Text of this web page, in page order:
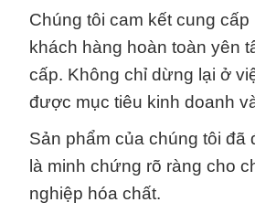
Chúng tôi cam kết cung
khách hàng hoàn toàn yên
cấp. Không chỉ dừng lại ở
được mục tiêu kinh doanh
Sản phẩm của chúng tôi
là minh chứng rõ ràng cho
nghiệp hóa chất.